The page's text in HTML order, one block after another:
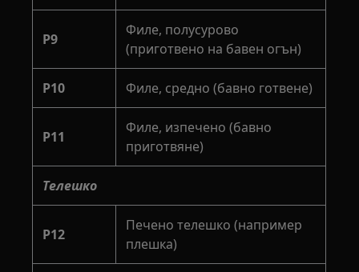
P9
Филе, полусурово
(приготвено на бавен огън)
P10 Филе, средно (бавно готвене)
P11
Филе, изпечено (бавно
приготвяне)
Телешко
P12
Печено телешко (например
плешка)